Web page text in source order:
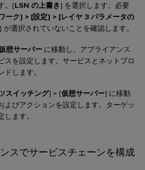
。[LSN の上書き ] を選択します。必要
ーク] > [設定] > [レイヤ 3 パラメータの
] が選択されていないことを確認します。
想サーバー に移動し、アプライアンス
スを設定します。サービスとネットプロ
します。
スイッチング] > [仮想サーバー] に移動
よびアクションを設定します。ターゲッ
します。
スでサービスチェーンを構成